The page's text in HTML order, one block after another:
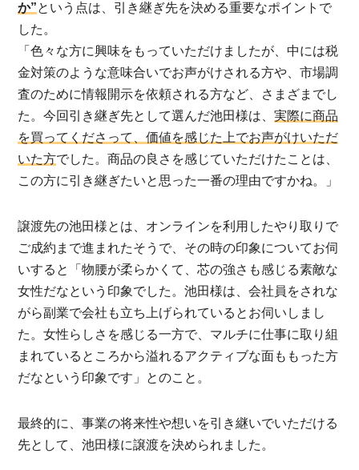
か”という点は、引き継ぎ先を決める重要なポイントで
した。
「色々な方に興味をもっていただけましたが、中には税
金対策のような意味合いでお声がけされる方や、市場調
査のために情報開示を依頼される方など、さまざまでし
た。今回引き継ぎ先として選んだ池田様は、実際に商品
を買ってくださって、価値を感じた上でお声がけいただ
いた方でした。商品の良さを感じていただけたことは、
この方に引き継ぎたいと思った一番の理由ですかね。」
譲渡先の池田様とは、オンラインを利用したやり取りで
ご成約まで進まれたそうで、その時の印象についてお伺
いすると「物腰が柔らかくて、芯の強さも感じる素敵な
女性だなという印象でした。池田様は、会社員をされな
がら副業で会社も立ち上げられているとお伺いしまし
た。女性らしさを感じる一方で、マルチに仕事に取り組
まれているところから溢れるアクティブな面ももった方
だなという印象です」とのこと。
最終的に、事業の将来性や想いを引き継いでいただける
先として、池田様に譲渡を決められました。